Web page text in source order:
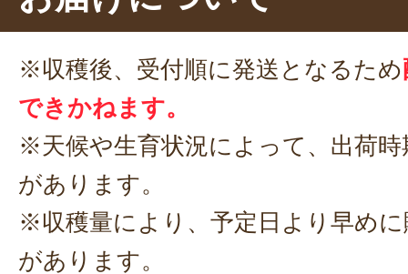
食べちゃう♪
一粒に旬の美味しさがギュギュっ
の巨峰は、種あり、種なし、どち
美味しさです。
また、普段は皮をむいて食べるこ
が、皮を剥かないままでも食べみ
※収穫後、受付順に発送となるため
できかねます。
※天候や生育状況によって、出荷
があります。
※収穫量により、予定日より早め
があります。